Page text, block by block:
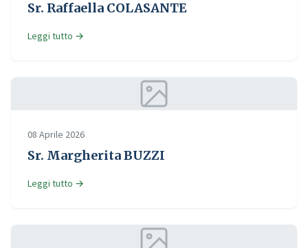
Sr. Raffaella COLASANTE
Leggi tutto →
08 Aprile 2026
Sr. Margherita BUZZI
Leggi tutto →